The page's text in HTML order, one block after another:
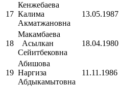
17
Кенжебаева
Калима
Акматжановна
13.05.1987
18
Макамбаева
Асылкан
Сейитбековна
18.04.1980
19
Абишова
Наргиза
Абдыкамытовна
11.11.1986